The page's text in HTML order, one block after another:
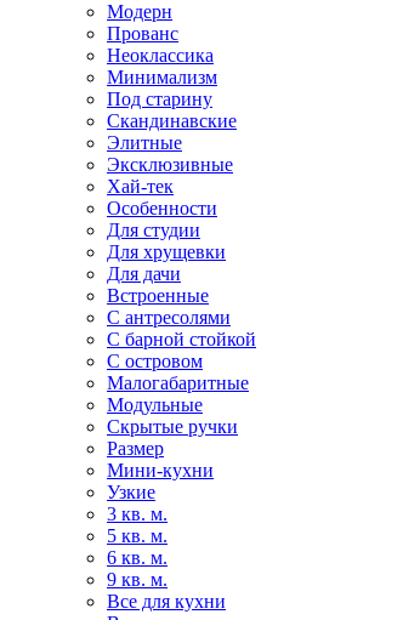
Модерн
Прованс
Неоклассика
Минимализм
Под старину
Скандинавские
Элитные
Эксклюзивные
Хай-тек
Особенности
Для студии
Для хрущевки
Для дачи
Встроенные
С антресолями
С барной стойкой
С островом
Малогабаритные
Модульные
Скрытые ручки
Размер
Мини-кухни
Узкие
3 кв. м.
5 кв. м.
6 кв. м.
9 кв. м.
Все для кухни